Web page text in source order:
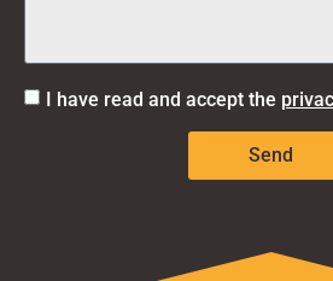
I have read and accept the
Send